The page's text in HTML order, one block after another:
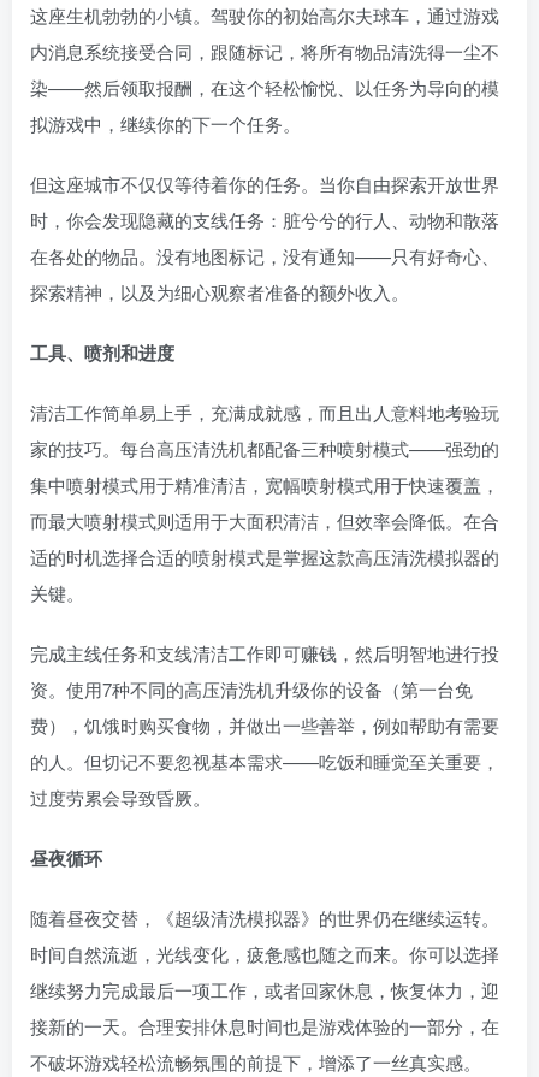
这座生机勃勃的小镇。驾驶你的初始高尔夫球车，通过游戏
内消息系统接受合同，跟随标记，将所有物品清洗得一尘不
染——然后领取报酬，在这个轻松愉悦、以任务为导向的模
拟游戏中，继续你的下一个任务。
但这座城市不仅仅等待着你的任务。当你自由探索开放世界
时，你会发现隐藏的支线任务：脏兮兮的行人、动物和散落
在各处的物品。没有地图标记，没有通知——只有好奇心、
探索精神，以及为细心观察者准备的额外收入。
工具、喷剂和进度
清洁工作简单易上手，充满成就感，而且出人意料地考验玩
家的技巧。每台高压清洗机都配备三种喷射模式——强劲的
集中喷射模式用于精准清洁，宽幅喷射模式用于快速覆盖，
而最大喷射模式则适用于大面积清洁，但效率会降低。在合
适的时机选择合适的喷射模式是掌握这款高压清洗模拟器的
关键。
完成主线任务和支线清洁工作即可赚钱，然后明智地进行投
资。使用7种不同的高压清洗机升级你的设备（第一台免
费），饥饿时购买食物，并做出一些善举，例如帮助有需要
的人。但切记不要忽视基本需求——吃饭和睡觉至关重要，
过度劳累会导致昏厥。
昼夜循环
随着昼夜交替，《超级清洗模拟器》的世界仍在继续运转。
时间自然流逝，光线变化，疲惫感也随之而来。你​​可以选择
继续努力完成最后一项工作，或者回家休息，恢复体力，迎
接新的一天。合理安排休息时间也是游戏体验的一部分，在
不破坏游戏轻松流畅氛围的前提下，增添了一丝真实感。